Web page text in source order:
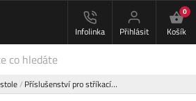
Infolinka Přihlásit
0
Košík
Příslušenství pro stříkací…